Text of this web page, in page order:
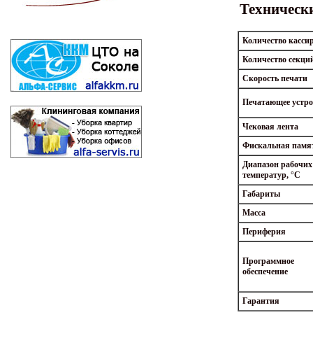
Количество
Количество
Скорость печати
Печатающее
Чековая лента
Фискальная
Диапазон рабочих
температур, °C
Габариты
Масса
Периферия
Программное
обеспечение
Гарантия